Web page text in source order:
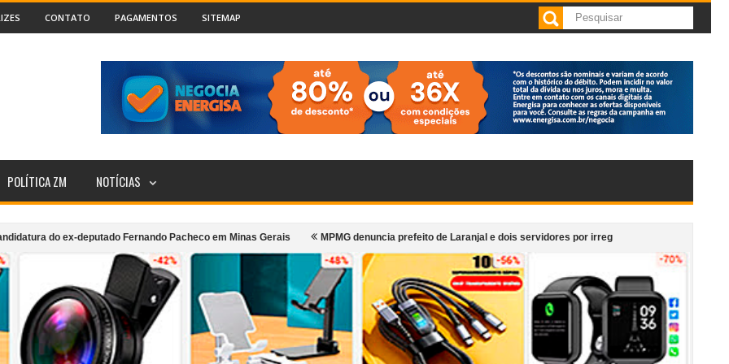
CONTATO PAGAMENTOS SITEMAP
POLÍTICA ZM NOTÍCIAS
ex-deputado Fernando Pacheco em Minas Gerais MPMG denuncia prefeito de Laranjal e dois servidores por irregularidades em licitações de obras
coletivo urbano de Cataguases Incêndio atinge segundo andar de cafeteria anexa ao Supermercado Morais em Cataguases “Monumento